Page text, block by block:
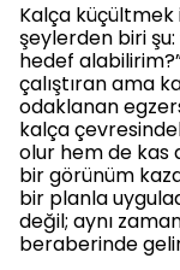
Kalça
şeylerden biri
hedef
çalıştıran ama
odaklanan
kalça
olur hem de kas
bir görünüm
bir planla
değil; aynı
beraberinde